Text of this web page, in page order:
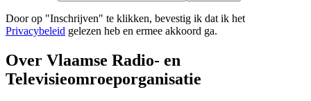
Door op "Inschrijven" te klikken, bevestig ik dat ik het
Privacybeleid gelezen heb en ermee akkoord ga.
Over Vlaamse Radio- en
Televisieomroeporganisatie